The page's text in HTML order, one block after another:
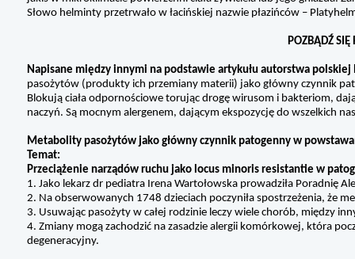
Słowo helminty przetrwało w łacińskiej nazwie płazińców –
POZBĄDŹ SIĘ
Napisane między innymi na podstawie artykułu autorstwa
pasożytów (produkty ich przemiany materii) jako główny czynnik
Blokują ciała odpornościowe torując drogę wirusom i bakteriom,
naczyń. Są mocnym alergenem, dającym ekspozycję do wszelkich
Metabolity pasożytów jako główny czynnik patogenny w
Temat:
Przeciążenie narządów ruchu jako locus minoris resistantie w
1. Jako lekarz dr pediatra Irena Wartołowska prowadziła Poradnię
2. Na obserwowanych 1748 dzieciach poczyniła spostrzeżenia, że
3. Usuwając pasożyty w całej rodzinie leczy wiele chorób, między
4. Zmiany mogą zachodzić na zasadzie alergii komórkowej, która
degeneracyjny.